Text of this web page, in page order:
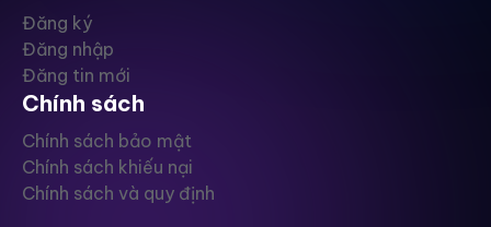
Đăng ký
Đăng nhập
Đăng tin mới
Chính sách
Chính sách bảo mật
Chính sách khiếu nại
Chính sách và quy định